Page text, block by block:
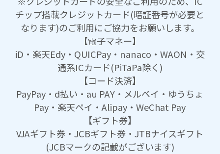
チップ搭載クレジットカード(暗証番号が必要と
なります)のご利用にご協力をお願いします。
【電子マネー】
iD・楽天Edy・QUICPay・nanaco・WAON・交
通系ICカード(PiTaPa除く)
【コード決済】
PayPay・d払い・au PAY・メルペイ・ゆうちょ
Pay・楽天ペイ・Alipay・WeChat Pay
【ギフト券】
VJAギフト券・JCBギフト券・JTBナイスギフト
(JCBマークの記載がございます)